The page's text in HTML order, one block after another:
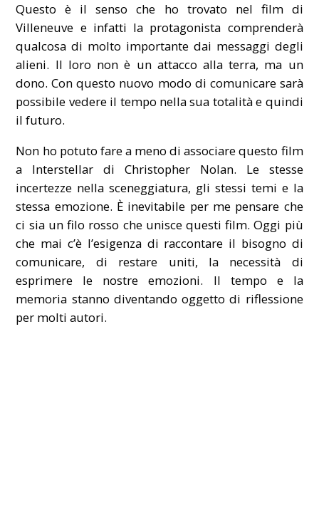
Questo è il senso che ho trovato nel film di
Villeneuve e infatti la protagonista comprenderà
qualcosa di molto importante dai messaggi degli
alieni. Il loro non è un attacco alla terra, ma un
dono. Con questo nuovo modo di comunicare sarà
possibile vedere il tempo nella sua totalità e quindi
il futuro.
Non ho potuto fare a meno di associare questo film
a Interstellar di Christopher Nolan. Le stesse
incertezze nella sceneggiatura, gli stessi temi e la
stessa emozione. È inevitabile per me pensare che
ci sia un filo rosso che unisce questi film. Oggi più
che mai c’è l’esigenza di raccontare il bisogno di
comunicare, di restare uniti, la necessità di
esprimere le nostre emozioni. Il tempo e la
memoria stanno diventando oggetto di riflessione
per molti autori.